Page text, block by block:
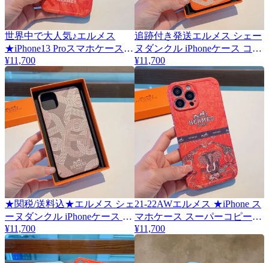
世界中で大人気♪エルメス
★iPhone13 Proスマホケース
スーパーコピー ert96186
¥11,700
追跡付き発送エルメス シェー
ヌダンクル iPhoneケース コピ
ー
¥11,700
★関税/送料込★エルメス シェ
ーヌダンクル iPhoneケース 偽
物★iPhone 13/13 pro対応
erl14017
¥11,700
21-22AWエルメス ★iPhone ス
マホケース スーパーコピー
erw48425
¥11,700